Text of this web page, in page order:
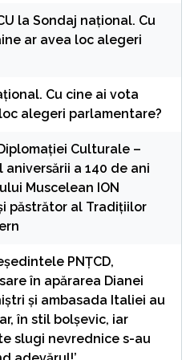
la Sondaj național. Cu
ar avea loc alegeri
Cu cine ai vota
alegeri parlamentare?
Culturale –
a 140 de ani
Muscelean ION
păstrător al Tradițiilor
PNȚCD,
în apărarea Dianei
și ambasada Italiei au
în stil bolșevic, iar
slugi nevrednice s-au